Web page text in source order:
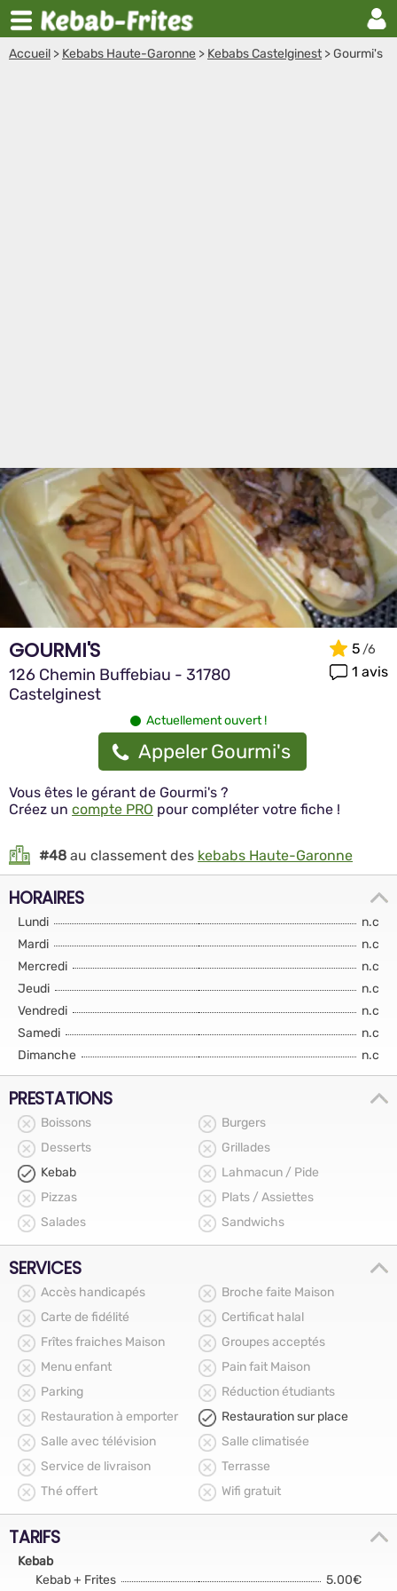
Accueil > Kebabs Haute-Garonne > Kebabs Castelginest>Gourmi's
GOURMI'S
126 Chemin Buffebiau - 31780
Castelginest
5
1 avis
Actuellement ouvert !
Appeler Gourmi's
Vous êtes le gérant de Gourmi's ?
Créez un compte PRO pour compléter votre fiche !
#48 au classement des kebabs Haute-Garonne
HORAIRES
Lundi
n.c
Mardi
n.c
Mercredi
n.c
Jeudi
n.c
Vendredi
n.c
Samedi
n.c
Dimanche
n.c
PRESTATIONS
Boissons
Burgers
Desserts
Grillades
Kebab
Lahmacun / Pide
Pizzas
Plats / Assiettes
Salades
Sandwichs
SERVICES
Accès handicapés
Broche faite Maison
Carte de fidélité
Certificat halal
Frîtes fraiches Maison
Groupes acceptés
Menu enfant
Pain fait Maison
Parking
Réduction étudiants
Restauration à emporter
Restauration sur place
Salle avec télévision
Salle climatisée
Service de livraison
Terrasse
Thé offert
Wifi gratuit
TARIFS
Kebab
Kebab + Frites
5.00€